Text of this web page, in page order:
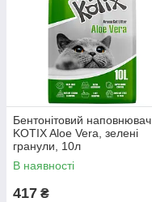
Бентонітовий наповнювач
KOTIX Aloe Vera, зелені
гранули, 10л
В наявності
417 ₴